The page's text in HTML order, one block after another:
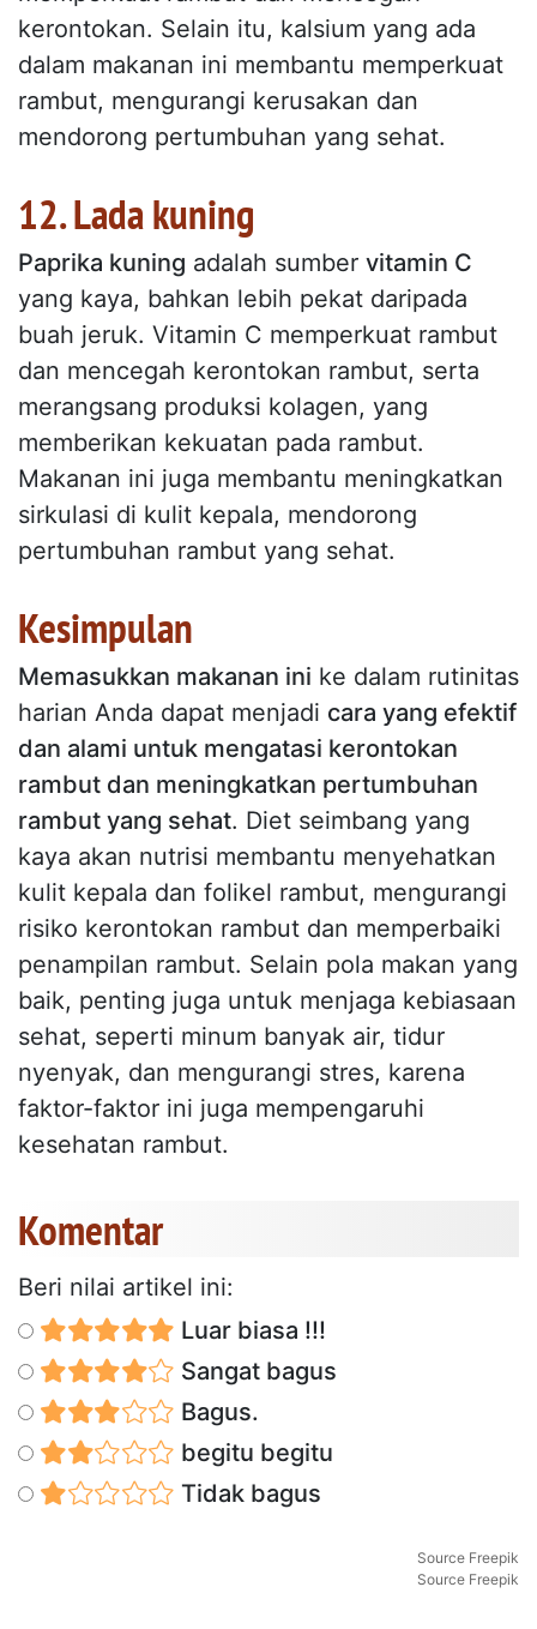
kerontokan. Selain itu, kalsium yang ada
dalam makanan ini membantu memperkuat
rambut, mengurangi kerusakan dan
mendorong pertumbuhan yang sehat.
12. Lada kuning
Paprika kuning adalah sumber vitamin C
yang kaya, bahkan lebih pekat daripada
buah jeruk. Vitamin C memperkuat rambut
dan mencegah kerontokan rambut, serta
merangsang produksi kolagen, yang
memberikan kekuatan pada rambut.
Makanan ini juga membantu meningkatkan
sirkulasi di kulit kepala, mendorong
pertumbuhan rambut yang sehat.
Kesimpulan
Memasukkan makanan ini ke dalam rutinitas
harian Anda dapat menjadi cara yang efektif
dan alami untuk mengatasi kerontokan
rambut dan meningkatkan pertumbuhan
rambut yang sehat. Diet seimbang yang
kaya akan nutrisi membantu menyehatkan
kulit kepala dan folikel rambut, mengurangi
risiko kerontokan rambut dan memperbaiki
penampilan rambut. Selain pola makan yang
baik, penting juga untuk menjaga kebiasaan
sehat, seperti minum banyak air, tidur
nyenyak, dan mengurangi stres, karena
faktor-faktor ini juga mempengaruhi
kesehatan rambut.
Komentar
Beri nilai artikel ini:
Luar biasa !!!
Sangat bagus
Bagus.
begitu begitu
Tidak bagus
Source Freepik
Source Freepik